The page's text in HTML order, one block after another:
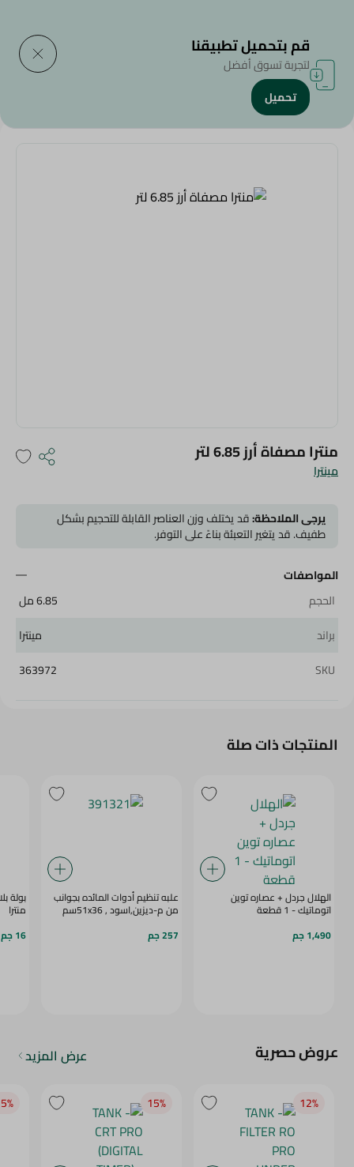
الرئيسية/المنزل والحديقة
مينترا
منترا مصفاة أرز 6.85 لتر
يرجى الملاحظة:قد يختلف وزن العناصر القابلة للتحجيم بشكل
طفيف. قد يتغير التعبئة بناءً على التوفر.
المواصفات
الحجم
6.85 مل
براند
مينترا
SKU
363972
المنتجات ذات صلة
الهلال جردل + عصاره توين
اتوماتيك - 1 قطعة
1,490 جم
علبه تنظيم أدوات المائده بجوانب
من م-ديزين,اسود , 51x36سم
257 جم
بولة
منترا
16 جم
عروض حصرية عرض المزيد
12‎%‎
15‎%‎
قم بتحميل تطبيقنا
لتجربة تسوق أفضل
تحميل